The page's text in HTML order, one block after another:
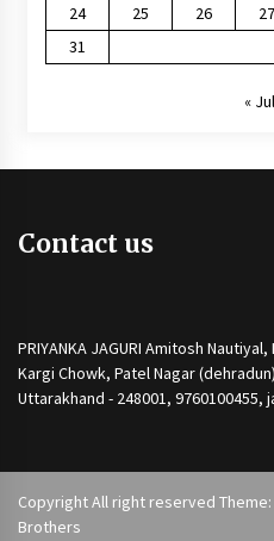
24
25 26 27
31
« Jul
Contact us
PRIYANKA JAGURI Amitosh
Kargi Chowk, Patel Nagar
Uttarakhand - 248001, 9760100455,
Copyright All right reserved
Brothers